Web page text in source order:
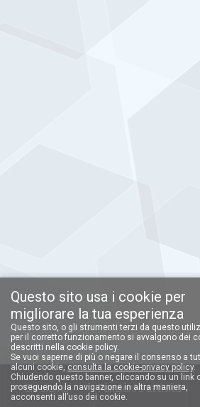
Chi siamo Funzioni e attività
Questo sito usa i cookie per
migliorare la tua esperienza
Questo sito, o gli strumenti terzi da questo
per il corretto funzionamento si avvalgono dei
descritti nella cookie policy.
Se vuoi saperne di più o negare il consenso a
alcuni cookie, consulta la cookie-privacy policy.
Chiudendo questo banner, cliccando su un link
proseguendo la navigazione in altra maniera,
acconsenti all’uso dei cookie.